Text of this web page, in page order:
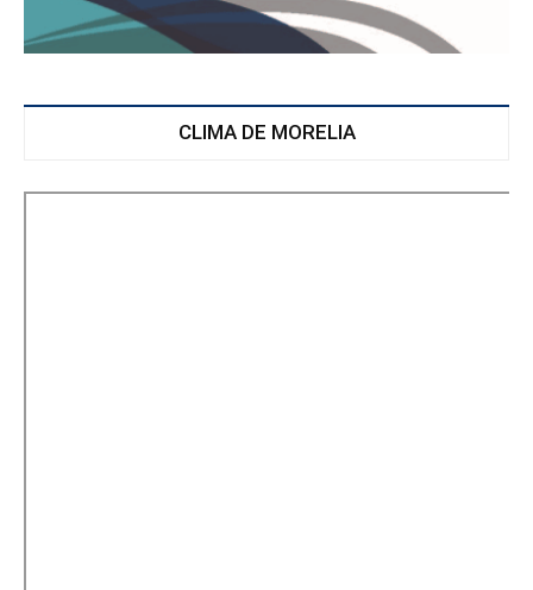
CLIMA DE MORELIA